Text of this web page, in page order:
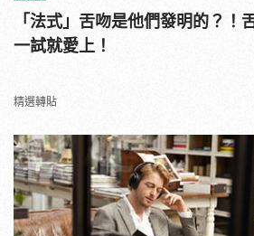
「法式」舌吻是他們發明的？！
一試就愛上！
精選轉貼